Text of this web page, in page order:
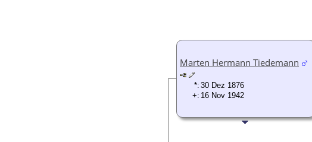
Marten Hermann Tiedemann
*: 30 Dez 1876
+: 16 Nov 1942